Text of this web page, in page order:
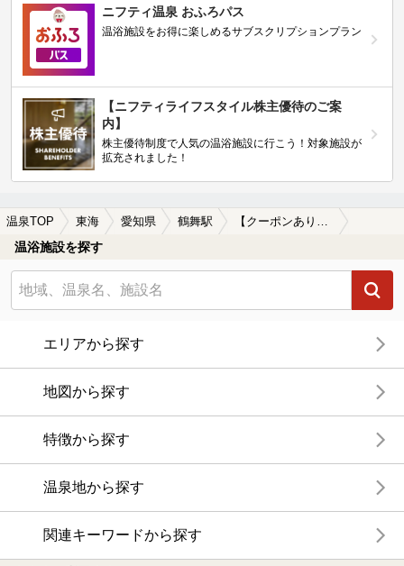
ニフティ温泉 おふろパス
温浴施設をお得に楽しめるサブスクリプションプラン
【ニフティライフスタイル株主優待のご案
内】
株主優待制度で人気の温浴施設に行こう！対象施設が
拡充されました！
温泉TOP 東海 愛知県 鶴舞駅 【クーポンあり】駅近（徒歩10分以内）の鶴舞駅近くの温泉、日帰り温泉、スーパー銭湯おすすめ
温浴施設を探す
エリアから探す
地図から探す
特徴から探す
温泉地から探す
関連キーワードから探す